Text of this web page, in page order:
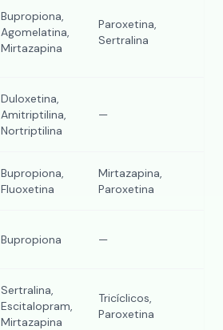
Bupropiona,
Agomelatina,
Mirtazapina
Paroxetina,
Sertralina
Duloxetina,
Amitriptilina,
Nortriptilina
—
Bupropiona,
Fluoxetina
Mirtazapina,
Paroxetina
Bupropiona —
Sertralina,
Escitalopram,
Mirtazapina
Tricíclicos,
Paroxetina